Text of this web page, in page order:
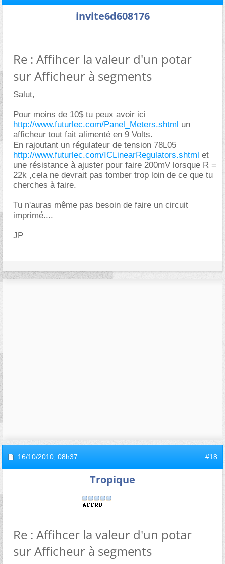
invite6d608176
Re : Affihcer la valeur d'un potar
sur Afficheur à segments
Salut,
Pour moins de 10$ tu peux avoir ici
http://www.futurlec.com/Panel_Meters.shtml un
afficheur tout fait alimenté en 9 Volts.
En rajoutant un régulateur de tension 78L05
http://www.futurlec.com/ICLinearRegulators.shtml et
une résistance à ajuster pour faire 200mV lorsque R =
22k ,cela ne devrait pas tomber trop loin de ce que tu
cherches à faire.
Tu n'auras même pas besoin de faire un circuit
imprimé....
JP
16/10/2010, 08h37 #18
Tropique
Re : Affihcer la valeur d'un potar
sur Afficheur à segments